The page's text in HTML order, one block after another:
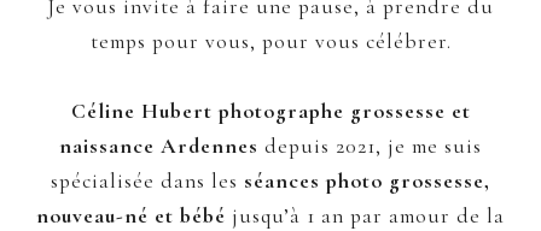
Je vous invite à faire une pause, à prendre du
temps pour vous, pour vous célébrer.
Céline Hubert photographe grossesse et
naissance Ardennes depuis 2021, je me suis
spécialisée dans les séances photo grossesse,
nouveau-né et bébé jusqu’à 1 an par amour de la